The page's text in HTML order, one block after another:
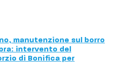
manutenzione sul borro
intervento del
di Bonifica per